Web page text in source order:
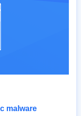
malware